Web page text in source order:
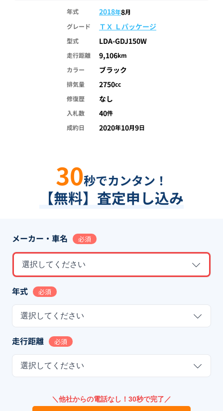
年式 2018年8月
グレード
ＴＸ Ｌパッケージ
型式 LDA-GDJ150W
走行距離 9,106km
カラー
ブラック
排気量 2750cc
修復歴
なし
入札数 40件
成約日
2020年10月9日
30秒でカンタン！
【無料】査定申し込み
メーカー・車名 必須
選択してください
年式 必須
選択してください
走行距離 必須
選択してください
＼他社からの電話なし！30秒で完了／